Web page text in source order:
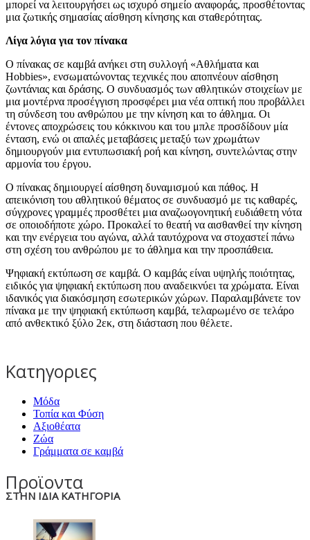
μπορεί να λειτουργήσει ως ισχυρό σημείο αναφοράς, προσθέτοντας
μια ζωτικής σημασίας αίσθηση κίνησης και σταθερότητας.
Λίγα λόγια για τον πίνακα
Ο πίνακας σε καμβά ανήκει στη συλλογή «Αθλήματα και
Hobbies», ενσωματώνοντας τεχνικές που αποπνέουν αίσθηση
ζωντάνιας και δράσης. Ο συνδυασμός των αθλητικών στοιχείων με
μια μοντέρνα προσέγγιση προσφέρει μια νέα οπτική που προβάλλει
τη σύνδεση του ανθρώπου με την κίνηση και το άθλημα. Οι
έντονες αποχρώσεις του κόκκινου και του μπλε προσδίδουν μία
ένταση, ενώ οι απαλές μεταβάσεις μεταξύ των χρωμάτων
δημιουργούν μια εντυπωσιακή ροή και κίνηση, συντελώντας στην
αρμονία του έργου.
Ο πίνακας δημιουργεί αίσθηση δυναμισμού και πάθος. Η
απεικόνιση του αθλητικού θέματος σε συνδυασμό με τις καθαρές,
σύγχρονες γραμμές προσθέτει μια αναζωογονητική ευδιάθετη νότα
σε οποιοδήποτε χώρο. Προκαλεί το θεατή να αισθανθεί την κίνηση
και την ενέργεια του αγώνα, αλλά ταυτόχρονα να στοχαστεί πάνω
στη σχέση του ανθρώπου με το άθλημα και την προσπάθεια.
Ψηφιακή εκτύπωση σε καμβά. Ο καμβάς είναι υψηλής ποιότητας,
ειδικός για ψηφιακή εκτύπωση που αναδεικνύει τα χρώματα. Είναι
ιδανικός για διακόσμηση εσωτερικών χώρων. Παραλαμβάνετε τον
πίνακα με την ψηφιακή εκτύπωση καμβά, τελαρωμένο σε τελάρο
από ανθεκτικό ξύλο 2εκ, στη διάσταση που θέλετε.
Κατηγοριες
Μόδα
Τοπία και Φύση
Αξιοθέατα
Ζώα
Γράμματα σε καμβά
Προϊοντα
ΣΤΗΝ ΙΔΙΑ ΚΑΤΗΓΟΡΙΑ